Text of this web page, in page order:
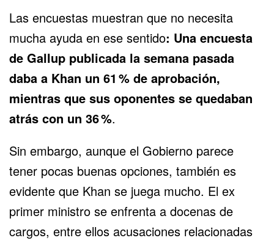
Las encuestas muestran que no necesita
mucha ayuda en ese sentido: Una encuesta
de Gallup publicada la semana pasada
daba a Khan un 61 % de aprobación,
mientras que sus oponentes se quedaban
atrás con un 36 %.
Sin embargo, aunque el Gobierno parece
tener pocas buenas opciones, también es
evidente que Khan se juega mucho. El ex
primer ministro se enfrenta a docenas de
cargos, entre ellos acusaciones relacionadas